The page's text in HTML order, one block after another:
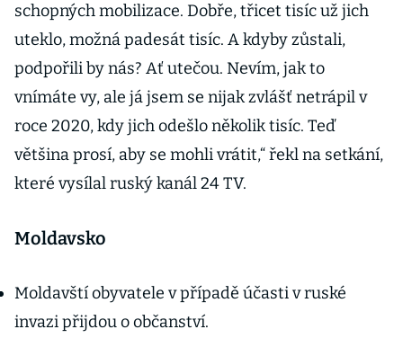
schopných mobilizace. Dobře, třicet tisíc už jich
uteklo, možná padesát tisíc. A kdyby zůstali,
podpořili by nás? Ať utečou. Nevím, jak to
vnímáte vy, ale já jsem se nijak zvlášť netrápil v
roce 2020, kdy jich odešlo několik tisíc. Teď
většina prosí, aby se mohli vrátit,“ řekl na setkání,
které vysílal ruský kanál 24 TV.
Moldavsko
Moldavští obyvatele v případě účasti v ruské
invazi přijdou o občanství.